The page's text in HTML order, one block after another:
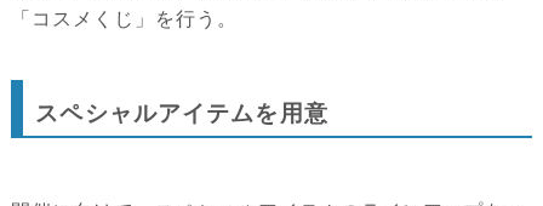
「コスメくじ」を行う。
スペシャルアイテムを用意